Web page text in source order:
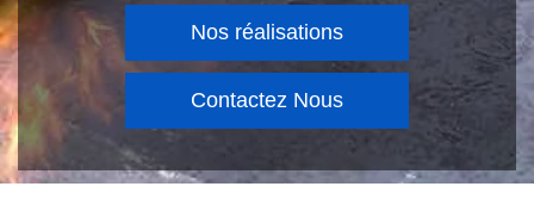
Nos réalisations
Contactez Nous